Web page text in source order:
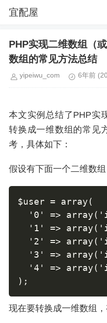
宜配屋
PHP实现二维数组（
数组的常见方法总结
yipeiwu_com 6年前
本文实例总结了PHP实
转换成一维数组的常见
考，具体如下：
假设有下面一个二维数组
$user = array(
'0' =>
'1' =>
'2' =>
'3' =>
'4' =>
);
现在要转换成一维数组，